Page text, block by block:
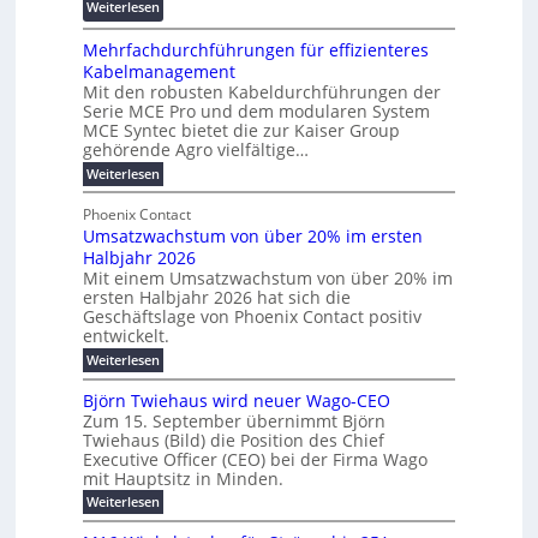
n
z
f
r
d
e
r
u
n
g
b
r
a
u
c
h
t
m
e
h
r
T
e
m
p
d
z
u
m
E
n
e
r
g
u
b
f
ü
r
m
o
d
e
r
n
e
E
e
n
t
w
i
c
k
e
l
e
N
H
-
S
i
c
h
e
r
u
n
g
s
l
Weiterlesen:
R
e
k
o
r
d
b
e
e
i
l
i
g
u
n
g
b
e
m
2
0
2
Mehrfachdurchführungen für effizienteres
Kabelmanagement
Mit den robusten Kabeldurchführungen der
Serie MCE Pro und dem modularen System
MCE Syntec bietet die zur Kaiser Group
gehörende Agro vielfältige…
Weiterlesen:
M
h
r
f
a
c
h
d
u
r
c
f
ü
h
r
u
n
g
e
Phoenix Contact
Umsatzwachstum von über 20% im ersten
Halbjahr 2026
Mit einem Umsatzwachstum von über 20% im
ersten Halbjahr 2026 hat sich die
Geschäftslage von Phoenix Contact positiv
entwickelt.
Weiterlesen:
U
m
s
a
z
w
a
c
h
Björn Twiehaus wird neuer Wago-CEO
Zum 15. September übernimmt Björn
Twiehaus (Bild) die Position des Chief
Executive Officer (CEO) bei der Firma Wago
mit Hauptsitz in Minden.
Weiterlesen:
B